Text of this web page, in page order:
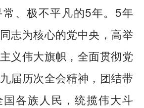
、极不平凡的5年。5年
志为核心的党中央，高举
义伟大旗帜，全面贯彻党
届历次全会精神，团结带
各族人民，统揽伟大斗